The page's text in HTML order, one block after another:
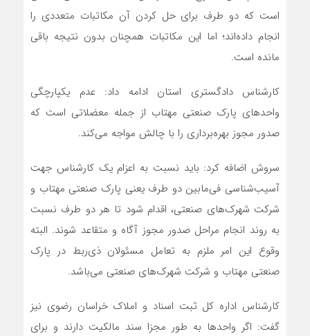
است که دو طرف برای حل کردن آن مکاتبات متعددی را
انجام داده‌اند؛ اما این مکاتبات همچنان بدون نتیجه باقی
مانده است.
کارشناس دادگستری استان ادامه داد: عدم یکپارچگی
واحدهای پارک صنعتی مهتاب از جمله معضلاتی است که
صدور مجوز بهره‌برداری را با چالش‌ مواجه می‌کند.
سروش اضافه کرد: باید نسبت به اعزام یک کارشناس جهت
آسیب‌شناسی فی‌مابین دو طرف یعنی پارک صنعتی مهتاب و
شرکت شهرک‌های صنعتی، اقدام شود تا هر دو طرف نسبت
به روند انجام مراحل صدور مجوز آگاه و متقاعد شوند. البته
وقوع این امر ملزم به تعامل مسئولان ذی‌ربط در پارک
صنعتی مهتاب و شرکت شهرک‌های صنعتی می‌باشد.
کارشناس اداره کل ثبت اسناد و املاک خراسان رضوی نیز
گفت: اگر واحدها به طور مجزا سند مالکیت دارند و برای